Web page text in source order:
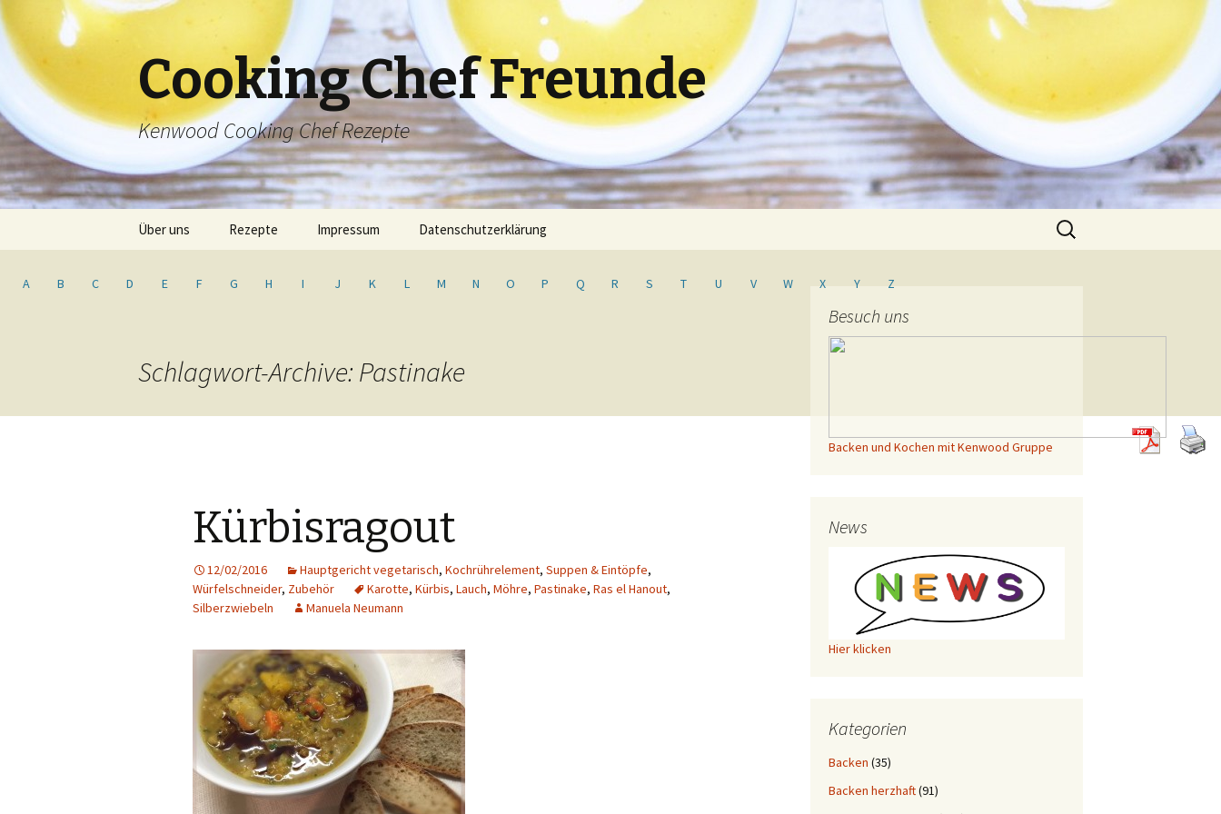
Cooking Chef Freunde
Kenwood Cooking Chef Rezepte
Springe
Über uns Rezepte Impressum Datenschutzerklärung
Suche
nach:
A B C D E F G H I J K L M N O P Q R S T U V W X Y Z
Schlagwort-Archive: Pastinake
Kürbisragout
12/02/2016 Hauptgericht vegetarisch, Kochrührelement, Suppen & Eintöpfe,
Würfelschneider, Zubehör Karotte, Kürbis, Lauch, Möhre, Pastinake, Ras el Hanout,
Silberzwiebeln
Manuela Neumann
Besuch uns
Backen und Kochen mit Kenwood Gruppe
News
Hier klicken
Kategorien
Backen (35)
Backen herzhaft(91)